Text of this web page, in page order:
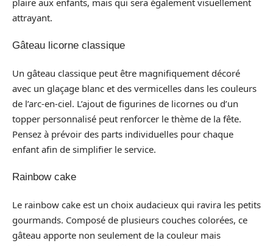
attrayant.
Gâteau licorne classique
Un gâteau classique peut être magnifiquement décoré
avec un glaçage blanc et des vermicelles dans les couleurs
de l’arc-en-ciel. L’ajout de figurines de licornes ou d’un
topper personnalisé peut renforcer le thème de la fête.
Pensez à prévoir des parts individuelles pour chaque
enfant afin de simplifier le service.
Rainbow cake
Le rainbow cake est un choix audacieux qui ravira les petits
gourmands. Composé de plusieurs couches colorées, ce
gâteau apporte non seulement de la couleur mais